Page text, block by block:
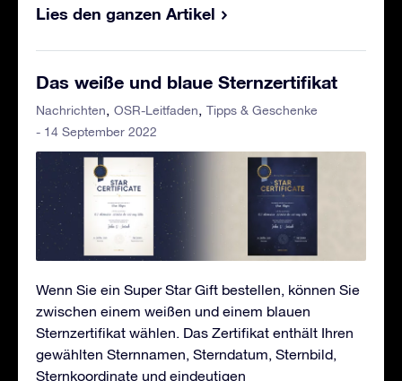
Lies den ganzen Artikel
Das weiße und blaue Sternzertifikat
Nachrichten OSR-Leitfaden
Tipps & Geschenke
- 14 September 2022
Wenn Sie ein Super Star Gift bestellen, können Sie
zwischen einem weißen und einem blauen
Sternzertifikat wählen. Das Zertifikat enthält Ihren
gewählten Sternnamen, Sterndatum, Sternbild,
Sternkoordinate und eindeutigen